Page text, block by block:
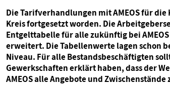
PUBLIKATIONEN
Die Tarifverhandlungen mit AMEOS für
Kreis fortgesetzt worden. Die
Entgelttabelle für alle zukünftig bei
erweitert. Die Tabellenwerte lagen schon
Niveau. Für alle Bestandsbeschäftigten
Gewerkschaften erklärt haben, dass der
AMEOS alle Angebote und